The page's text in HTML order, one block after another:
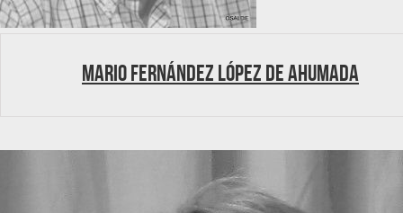
Mario Fernández López de Ahumada